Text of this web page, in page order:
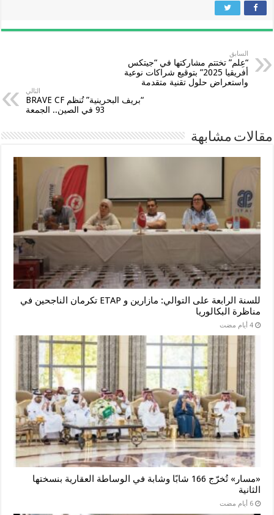
السابق
“عِلم” تختتم مشاركتها في “جيتكس
أفريقيا 2025” بتوقيع شراكات نوعية
واستعراض حلول تقنية متقدمة
التالي
“بريف البحرينية” تُنظم BRAVE CF
93 في الصين.. الجمعة
مقالات مشابهة
للسنة الرابعة على التوالي: مازارين و ETAP تكرمان الناجحين في
مناظرة البكالوريا
‏4 أيام مضت
«مسار» تُخرّج 166 شابًا وشابة في الوساطة العقارية بنسختها
الثانية
‏6 أيام مضت